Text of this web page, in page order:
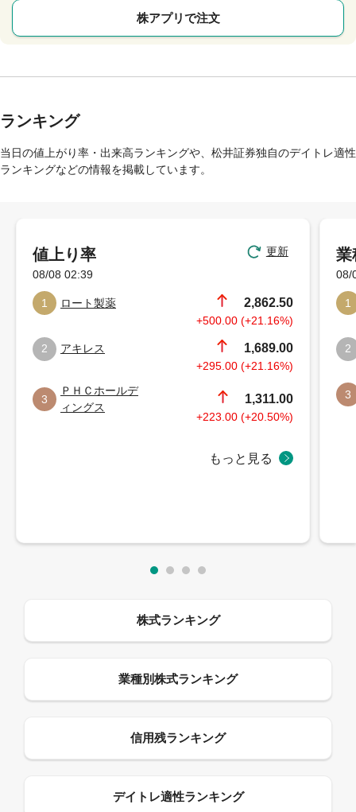
株アプリで注文
ランキング
当日の値上がり率・出来高ランキングや、松井証券独自のデイトレ適性
ランキングなどの情報を掲載しています。